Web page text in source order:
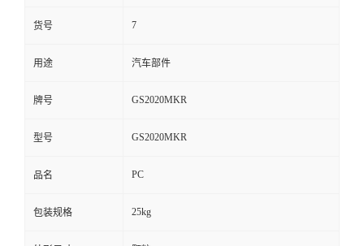
货号 7
用途 汽车部件
牌号 GS2020MKR
型号 GS2020MKR
品名 PC
包装规格 25kg